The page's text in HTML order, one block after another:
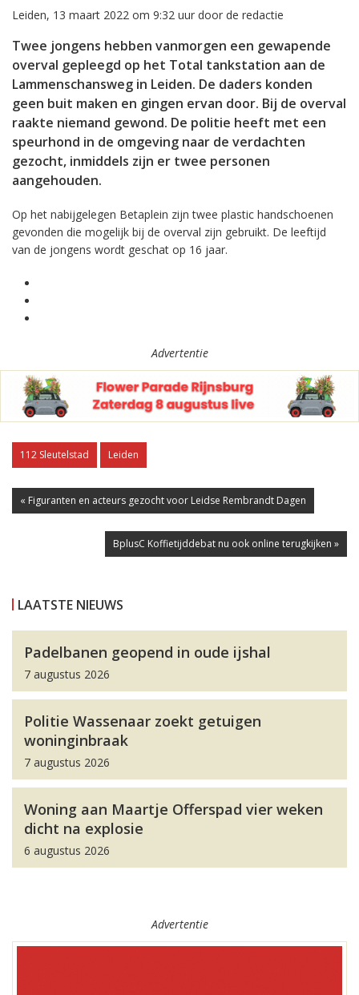
Leiden, 13 maart 2022 om 9:32 uur door de redactie
Twee jongens hebben vanmorgen een gewapende
overval gepleegd op het Total tankstation aan de
Lammenschansweg in Leiden. De daders konden
geen buit maken en gingen ervan door. Bij de overval
raakte niemand gewond. De politie heeft met een
speurhond in de omgeving naar de verdachten
gezocht, inmiddels zijn er twee personen
aangehouden.
Op het nabijgelegen Betaplein zijn twee plastic handschoenen
gevonden die mogelijk bij de overval zijn gebruikt. De leeftijd
van de jongens wordt geschat op 16 jaar.
Advertentie
112 Sleutelstad Leiden
« Figuranten en acteurs gezocht voor Leidse Rembrandt Dagen
BplusC Koffietijddebat nu ook online terugkijken »
LAATSTE NIEUWS
Padelbanen geopend in oude ijshal
7 augustus 2026
Politie Wassenaar zoekt getuigen
woninginbraak
7 augustus 2026
Woning aan Maartje Offerspad vier weken
dicht na explosie
6 augustus 2026
Advertentie